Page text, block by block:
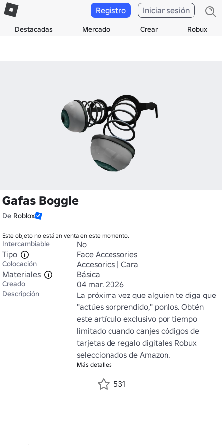
Destacadas Mercado Crear Robux
Registro Iniciar sesión
Gafas Boggle
De Roblox
Este objeto no está en venta en este momento.
Intercambiable
No
Tipo
Face Accessories
Colocación
Accesorios | Cara
Materiales
Básica
Creado 04 mar. 2026
Descripción
La próxima vez que alguien te diga que
"actúes sorprendido," ponlos. Obtén
este artículo exclusivo por tiempo
limitado cuando canjes códigos de
tarjetas de regalo digitales Robux
seleccionados de Amazon.
Más detalles
531